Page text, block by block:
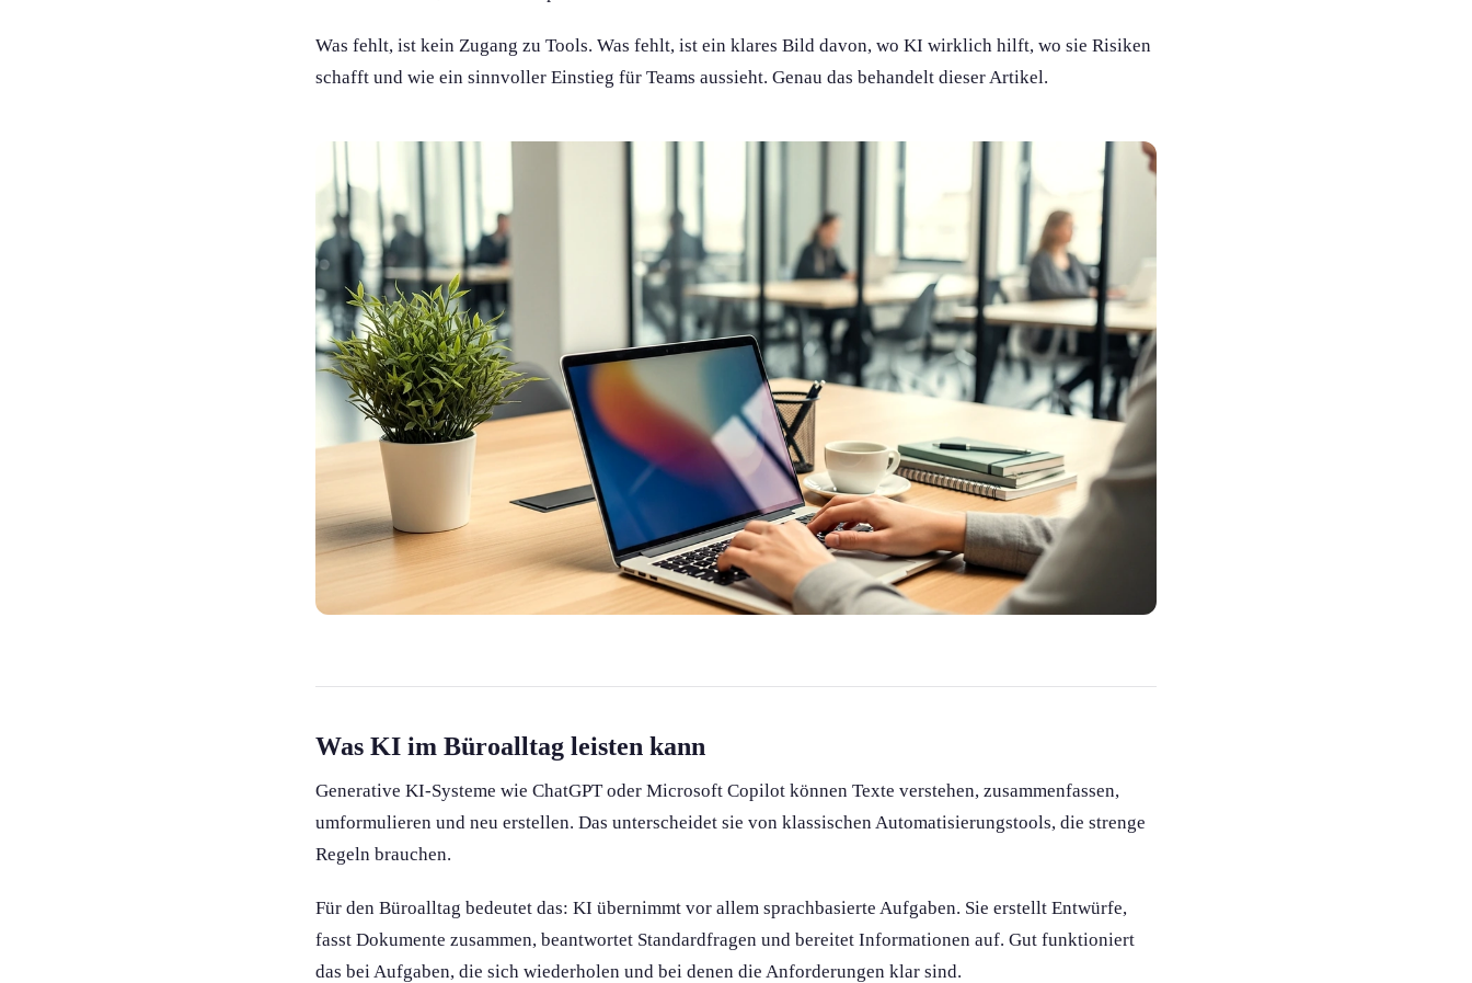
Was fehlt, ist kein Zugang zu Tools. Was fehlt, ist ein klares Bild davon, wo KI wirklich hilft, wo sie Risiken
schafft und wie ein sinnvoller Einstieg für Teams aussieht. Genau das behandelt dieser Artikel.
Was KI im Büroalltag leisten kann
Generative KI-Systeme wie ChatGPT oder Microsoft Copilot können Texte verstehen, zusammenfassen,
umformulieren und neu erstellen. Das unterscheidet sie von klassischen Automatisierungs­tools, die strenge
Regeln brauchen.
Für den Büroalltag bedeutet das: KI übernimmt vor allem sprachbasierte Aufgaben. Sie erstellt Entwürfe,
fasst Dokumente zusammen, beantwortet Standardfragen und bereitet Information­en auf. Gut funktion­iert
das bei Aufgaben, die sich wiederholen und bei denen die Anforderung­en klar sind.